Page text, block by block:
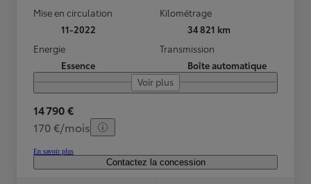
Mise en circulation
11-2022
Kilométrage
34 821 km
Energie
Essence
Transmission
Boîte automatique
Voir plus
14 790 €
170 €/mois
En savoir plus
Contactez la concession